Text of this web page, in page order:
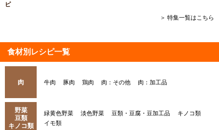
ピ
＞ 特集一覧はこちら
食材別レシピ一覧
肉 牛肉 豚肉 鶏肉 肉：その他 肉：加工品
野菜
豆類
キノコ類
緑黄色野菜 淡色野菜 豆類・豆腐・豆加工品
キノコ類
イモ類